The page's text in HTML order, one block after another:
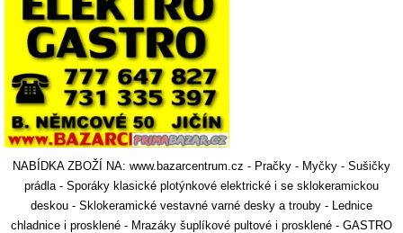
NABÍDKA ZBOŽÍ NA: www.bazarcentrum.cz - Pračky - Myčky - Sušičky
prádla - Sporáky klasické plotýnkové elektrické i se sklokeramickou
deskou - Sklokeramické vestavné varné desky a trouby - Lednice
chladnice i prosklené - Mrazáky šuplíkové pultové i prosklené - GASTRO